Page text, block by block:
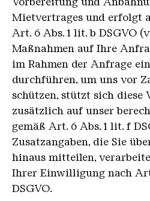
Mietvertrages und erfolgt
Art. 6 Abs. 1 lit. b DSGVO
Maßnahmen auf Ihre
im Rahmen der Anfrage
durchführen, um uns vor
schützen, stützt sich diese
zusätzlich auf unser
gemäß Art. 6 Abs. 1 lit. f
Zusatzangaben, die Sie
hinaus mitteilen,
Ihrer Einwilligung nach
DSGVO.